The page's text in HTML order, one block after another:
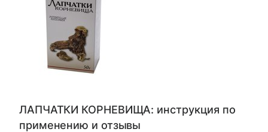
ЛАПЧАТКИ КОРНЕВИЩА: инструкция по
применению и отзывы